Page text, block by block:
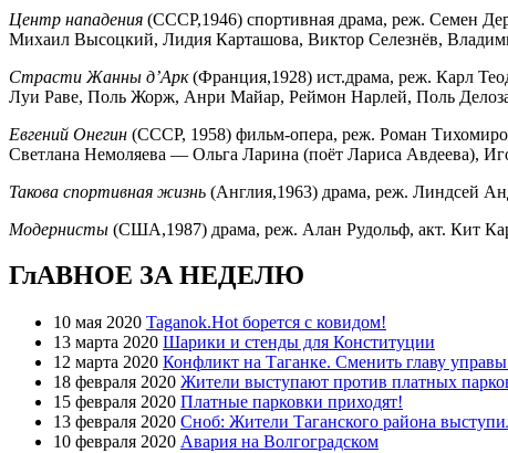
Центр нападения (СССР,1946) спортивная драма, реж. Семен
Михаил Высоцкий, Лидия Карташова, Виктор Селезнёв,
Страсти Жанны д’Арк(Франция,1928) ист.драма, реж. Карл
Луи Раве, Поль Жорж, Анри Майар, Реймон Нарлей, Поль
Евгений Онегин (СССР, 1958) фильм-опера, реж. Роман
Светлана Немоляева — Ольга Ларина (поёт Лариса Авдеева),
Такова спортивная жизнь (Англия,1963) драма, реж. Линдсей
Модернисты (США,1987) драма, реж. Алан Рудольф, акт. Кит
ГлАВНОЕ ЗА НЕДЕЛЮ
10 мая 2020 Taganok.Hot борется с ковидом!
13 марта 2020 Шарики и стенды для Конституции
12 марта 2020 Конфликт на Таганке. Сменить главу
18 февраля 2020 Жители выступают против платных
15 февраля 2020 Платные парковки приходят!
13 февраля 2020 Сноб: Жители Таганского района
10 февраля 2020 Авария на Волгоградском